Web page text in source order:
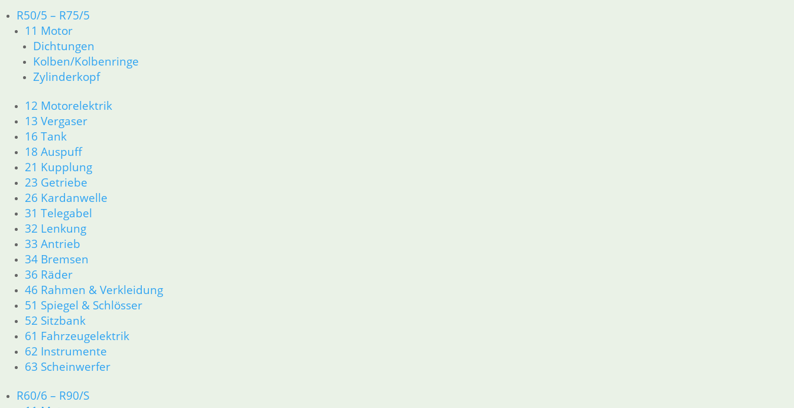
R50/5 – R75/5
11 Motor
Dichtungen
Kolben/Kolbenringe
Zylinderkopf
12 Motorelektrik
13 Vergaser
16 Tank
18 Auspuff
21 Kupplung
23 Getriebe
26 Kardanwelle
31 Telegabel
32 Lenkung
33 Antrieb
34 Bremsen
36 Räder
46 Rahmen & Verkleidung
51 Spiegel & Schlösser
52 Sitzbank
61 Fahrzeugelektrik
62 Instrumente
63 Scheinwerfer
R60/6 – R90/S
In den Warenkorb
Zylinderrollenlager mit Messing Käfig
Artikelnummer: 1335449
inkl. MwSt.
In den Warenkorb
Bundmutter für Abtriebswelle
6,50€
Artikelnummer: 1230084B
inkl. MwSt.
zzgl.
In den Warenkorb
Zahnrad 5 G. 5 % länger mit X Kennz.
159,90 €
Artikelnummer: 12429925%
inkl. MwSt.
zzgl.Versandkosten
In den Warenkorb
Zahnrad 5 G. Zwischenwelle nach 4/82 mit X